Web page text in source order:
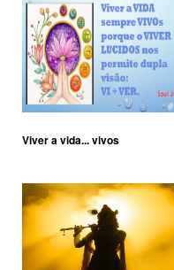
Viver a vida... vivos